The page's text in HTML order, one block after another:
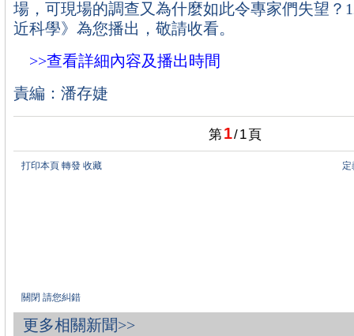
場，可現場的調查又為什麼如此令專家們失望？
近科學》為您播出，敬請收看。
>>查看詳細內容及播出時間
責編：潘存婕
第 1/1 頁
打印本頁 轉發 收藏
關閉 請您糾錯
定
更多相關新聞>>